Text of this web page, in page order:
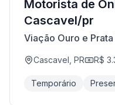
Motorista de
Cascavel/pr
Viação Ouro e
Cascavel, PR R$
Temporário